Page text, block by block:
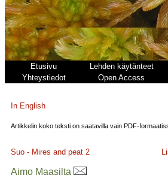
Etusivu Lehden käytänteet
Yhteystiedot
Open Access
In English
Artikkelin koko teksti on saatavilla vain PDF-
Suo - Mires and peat 2
Aimo Maasilta